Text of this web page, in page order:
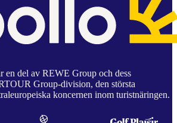
en del av REWE Group och dess
Group-division, den största
koncernen inom turistnäringen.